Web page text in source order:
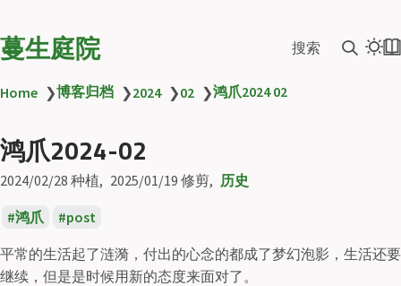
蔓生庭院 搜索
Home ❯博客归档 ❯2024 ❯02 ❯鸿爪2024 02
鸿爪2024-02
2024/02/28 种植 2025/01/19 修剪 历史
鸿爪 post
平常的生活起了涟漪，付出的心念的都成了梦幻泡影，生活还要
继续，但是是时候用新的态度来面对了。